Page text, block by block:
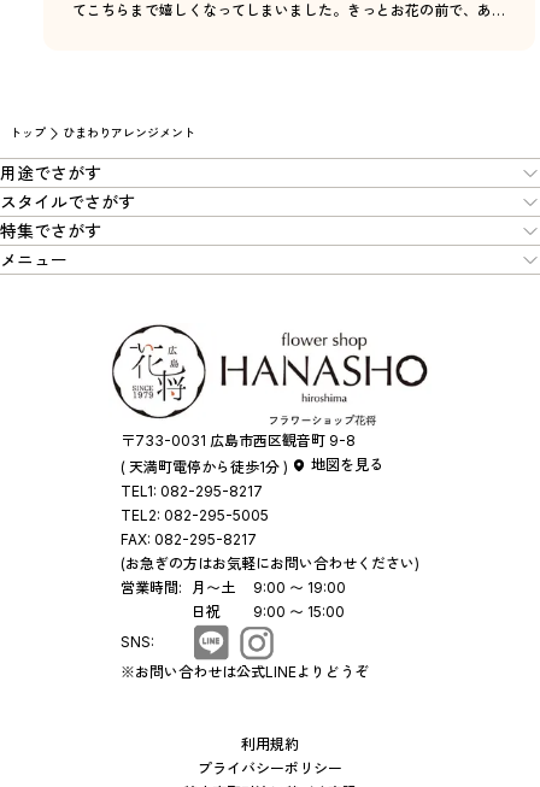
トップ ひまわりアレンジメント
てこちらまで嬉しくなってしまいました。きっとお花の前で、あれ
用途でさがす
スタイルでさがす
特集でさがす
メニュー
〒733-0031 広島市西区観音町 9-8
( 天満町電停から徒歩1分 )
地図を見る
TEL1: 082-295-8217
TEL2: 082-295-5005
FAX: 082-295-8217
(お急ぎの方はお気軽にお問い合わせください)
営業時間:
月〜土
9:00 〜 19:00
日祝
9:00 〜 15:00
SNS:
※お問い合わせは公式LINEよりどうぞ
利用規約
プライバシーポリシー